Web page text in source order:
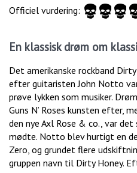
Officiel vurdering:
En klassisk drøm om
Det amerikanske rockband
efter guitaristen John Notto
prøve lykken som musiker.
Guns N’ Roses kunsten efter,
den nye Axl Rose & co., var
mødte. Notto blev hurtigt en
Zero, og grundet flere
gruppen navn til Dirty Honey.